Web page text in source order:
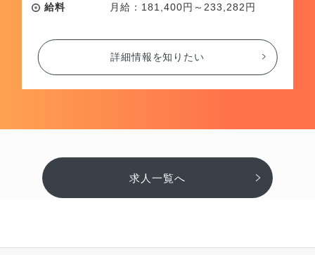
給料
月給：181,400円～233,282円
詳細情報を知りたい
求人一覧へ